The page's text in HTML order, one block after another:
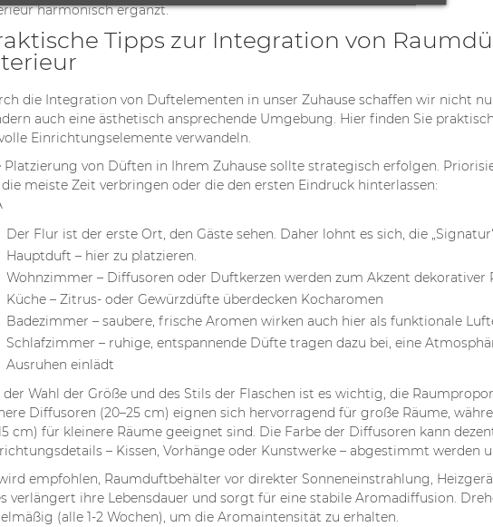
harmonisch ergänzt.
Tipps zur Integration von
die Integration von Duftelementen in unser Zuhause schaffen wir nicht
auch eine ästhetisch ansprechende Umgebung. Hier finden Sie
Einrichtungselemente verwandeln.
Platzierung von Düften in Ihrem Zuhause sollte strategisch erfolgen.
die meiste Zeit verbringen oder die den ersten Eindruck hinterlassen:
Der Flur ist der erste Ort, den Gäste sehen. Daher lohnt es sich, die
Hauptduft – hier zu platzieren.
Wohnzimmer – Diffusoren oder Duftkerzen werden zum Akzent dekorativer
Küche – Zitrus- oder Gewürzdüfte überdecken Kocharomen
Badezimmer – saubere, frische Aromen wirken auch hier als funktionale
Schlafzimmer – ruhige, entspannende Düfte tragen dazu bei, eine
Ausruhen einlädt
der Wahl der Größe und des Stils der Flaschen ist es wichtig, die
Diffusoren (20–25 cm) eignen sich hervorragend für große Räume,
cm) für kleinere Räume geeignet sind. Die Farbe der Diffusoren kann
– Kissen, Vorhänge oder Kunstwerke – abgestimmt werden
empfohlen, Raumduftbehälter vor direkter Sonneneinstrahlung,
verlängert ihre Lebensdauer und sorgt für eine stabile Aromadiffusion.
(alle 1-2 Wochen), um die Aromaintensität zu erhalten.